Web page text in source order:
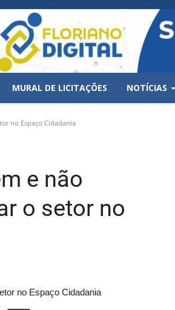
MURAL DE LICITAÇÕES NOTÍCIAS
no Espaço Cidadania
e não
o setor no
no Espaço Cidadania